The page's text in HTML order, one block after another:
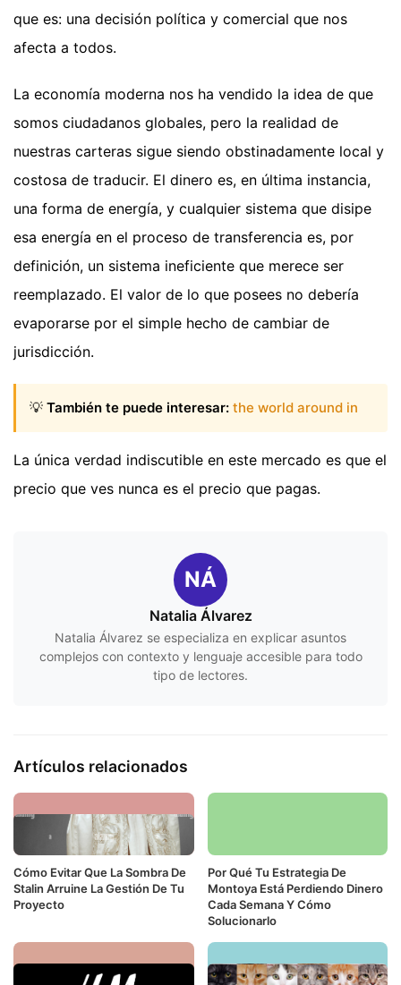
que es: una decisión política y comercial que nos
afecta a todos.
La economía moderna nos ha vendido la idea de que
somos ciudadanos globales, pero la realidad de
nuestras carteras sigue siendo obstinadamente local y
costosa de traducir. El dinero es, en última instancia,
una forma de energía, y cualquier sistema que disipe
esa energía en el proceso de transferencia es, por
definición, un sistema ineficiente que merece ser
reemplazado. El valor de lo que posees no debería
evaporarse por el simple hecho de cambiar de
jurisdicción.
💡 También te puede interesar: the world around in
La única verdad indiscutible en este mercado es que el
precio que ves nunca es el precio que pagas.
NÁ
Natalia Álvarez
Natalia Álvarez se especializa en explicar asuntos
complejos con contexto y lenguaje accesible para todo
tipo de lectores.
Artículos relacionados
Cómo Evitar Que La Sombra De
Stalin Arruine La Gestión De Tu
Proyecto
Por Qué Tu Estrategia De
Montoya Está Perdiendo Dinero
Cada Semana Y Cómo
Solucionarlo